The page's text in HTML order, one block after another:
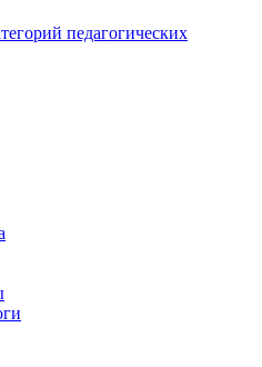
педагогических